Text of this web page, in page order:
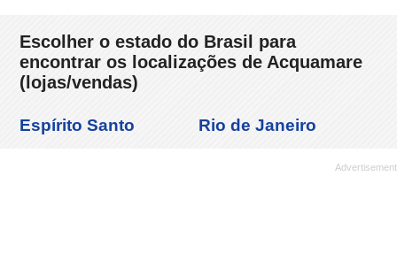
Escolher o estado do Brasil para
encontrar os localizações de Acquamare
(lojas/vendas)
Espírito Santo Rio de Janeiro